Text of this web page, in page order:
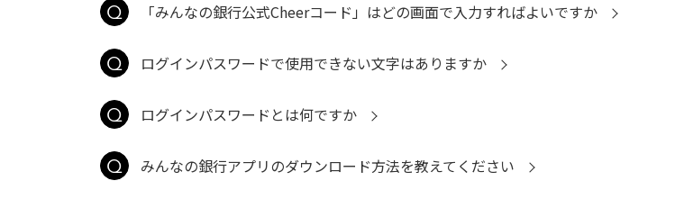
「みんなの銀行公式Cheerコード」はどの画面で入力すればよいですか
ログインパスワードで使用できない文字はありますか
ログインパスワードとは何ですか
みんなの銀行アプリのダウンロード方法を教えてください